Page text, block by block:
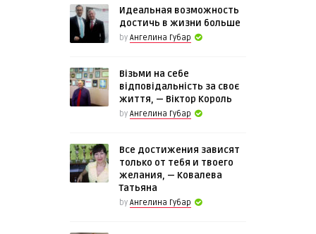
Идеальная возможность
достичь в жизни больше
by Ангелина Губар
Візьми на себе
відповідальність за своє
життя, — Віктор Король
by Ангелина Губар
Все достижения зависят
только от тебя и твоего
желания, — Ковалева
Татьяна
by Ангелина Губар